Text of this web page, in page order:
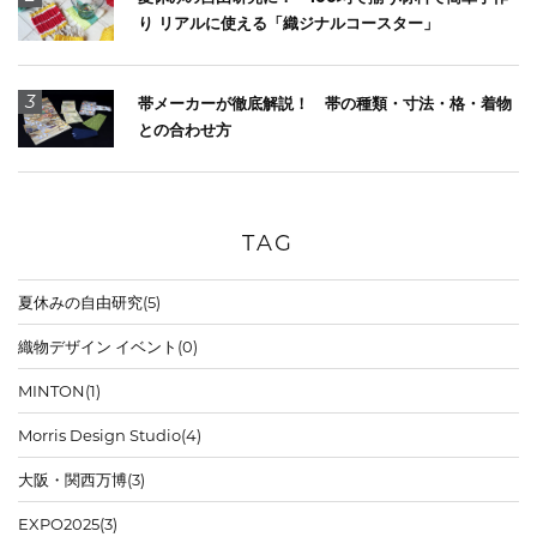
り リアルに使える「織ジナルコースター」
3
帯メーカーが徹底解説！ 帯の種類・寸法・格・着物
との合わせ方
TAG
夏休みの自由研究(5)
織物デザイン イベント (0)
MINTON(1)
Morris Design Studio(4)
大阪・関西万博(3)
EXPO2025(3)